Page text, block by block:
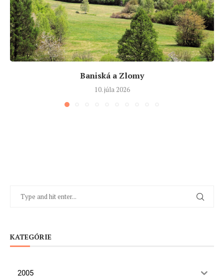
Baniská a Zlomy
10. júla 2026
KATEGÓRIE
2005